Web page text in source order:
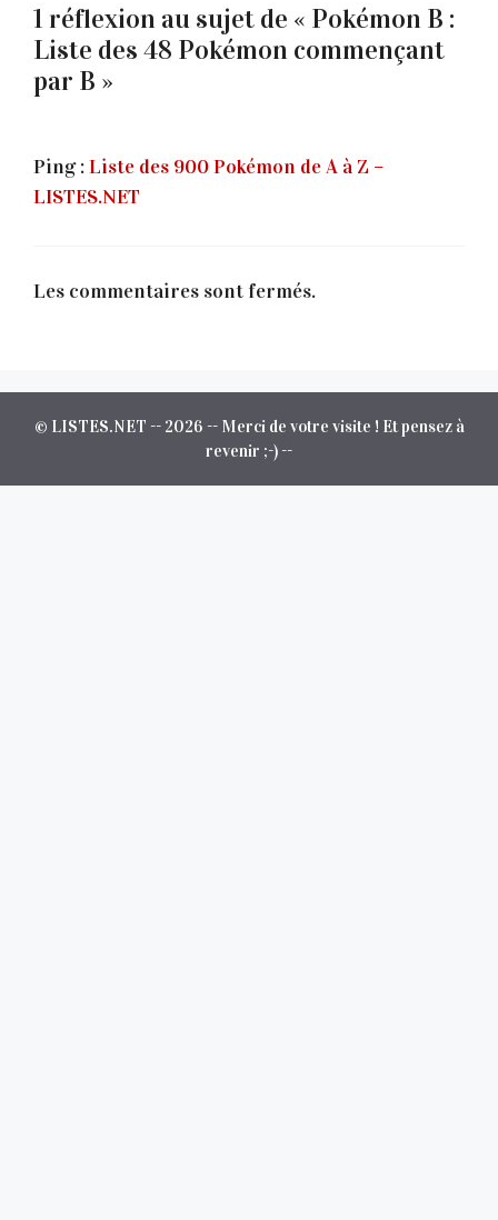
1 réflexion au sujet de « Pokémon B :
Liste des 48 Pokémon commençant
par B »
Ping :Liste des 900 Pokémon de A à Z –
LISTES.NET
Les commentaires sont fermés.
© LISTES.NET -- 2026 -- Merci de votre visite ! Et pensez à
revenir ;-) --